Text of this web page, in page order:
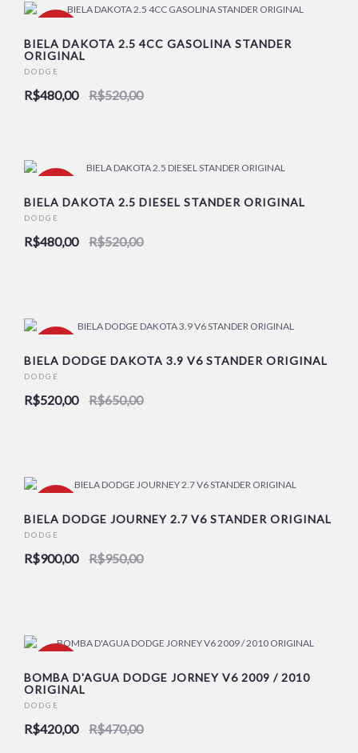
BIELA DAKOTA 2.5 4CC GASOLINA STANDER
ORIGINAL
DODGE
R$480,00 R$520,00
NOVO
BIELA DAKOTA 2.5 DIESEL STANDER ORIGINAL
DODGE
R$480,00 R$520,00
NOVO
BIELA DODGE DAKOTA 3.9 V6 STANDER ORIGINAL
DODGE
R$520,00 R$650,00
NOVO
BIELA DODGE JOURNEY 2.7 V6 STANDER ORIGINAL
DODGE
R$900,00 R$950,00
BOMBA D'AGUA DODGE JORNEY V6 2009 / 2010
ORIGINAL
DODGE
R$420,00 R$470,00